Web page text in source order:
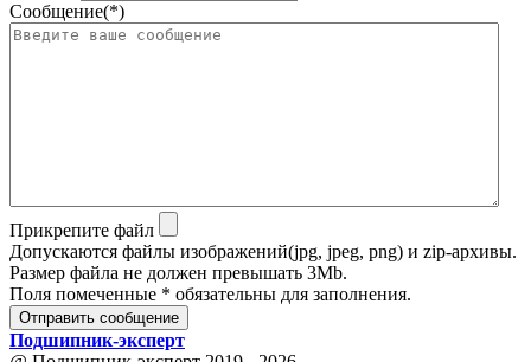
Сообщение(*)
Прикрепите файл
Допускаются файлы изображений(jpg, jpeg, png) и zip-архивы.
Размер файла не должен превышать 3Mb.
Поля помеченные * обязательны для заполнения.
Отправить сообщение
Подшипник-эксперт